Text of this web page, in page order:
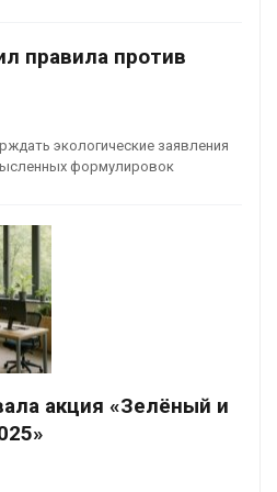
правила против
экологические заявления
формулировок
акция «Зелёный и